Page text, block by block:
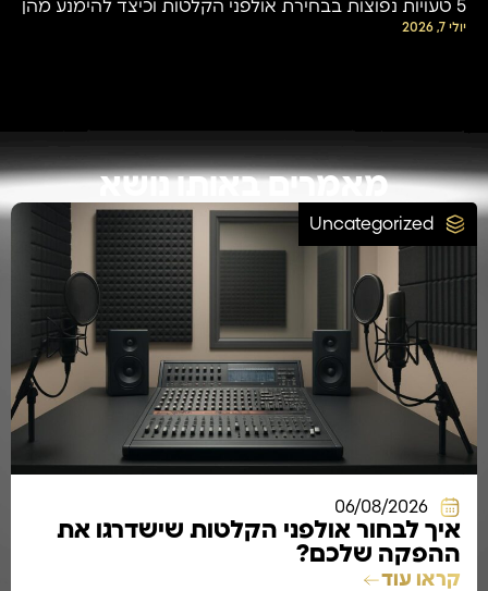
5 טעויות נפוצות בבחירת אולפני הקלטות וכיצד להימנע מהן
יולי 7, 2026
מאמרים באותו נושא
Uncategorized
06/08/2026
איך לבחור אולפני הקלטות שישדרגו את
ההפקה שלכם?
קראו עוד